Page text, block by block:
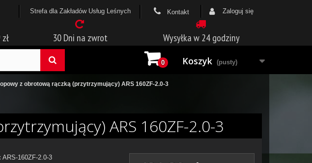
Zaloguj się
Kontakt
Strefa dla Zakładów Usług Leśnych
30 Dni na zwrot Wysyłka w 24 godziny
0 Koszyk (pusty)
z obrotową rączką (przytrzymujący) ARS 160ZF-2.0-3
ARS 160ZF-2.0-3
ARS-160ZF-2.0-3